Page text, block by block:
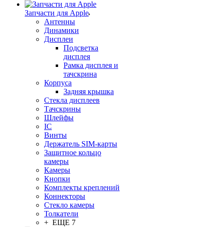
Запчасти для Apple
Антенны
Динамики
Дисплеи
Подсветка
дисплея
Рамка дисплея и
тачскрина
Корпуса
Задняя крышка
Стекла дисплеев
Тачскрины
Шлейфы
IC
Винты
Держатель SIM-карты
Защитное кольцо
камеры
Камеры
Кнопки
Комплекты креплений
Коннекторы
Стекло камеры
Толкатели
+ ЕЩЕ 7